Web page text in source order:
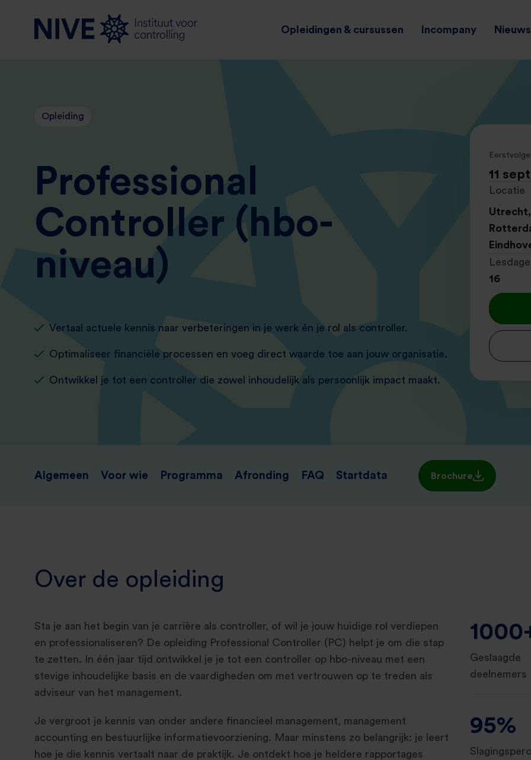
Opleidingen & cursussen Incompany
Opleiding
Professional
Controller (hbo-
niveau)
Vertaal actuele kennis naar verbeteringen in je werk én je rol als controller.
Optimaliseer financiële processen en voeg direct waarde toe aan jouw organisatie.
Ontwikkel je tot een controller die zowel inhoudelijk als persoonlijk impact maakt.
11
Locatie
16
Algemeen Voor wie Programma Afronding FAQ Startdata Brochure
Over de opleiding
Sta je aan het begin van je carrière als controller, of wil je jouw huidige rol verdiepen
en professionaliseren? De opleiding Professional Controller (PC) helpt je om die stap
te zetten. In één jaar tijd ontwikkel je je tot een controller op hbo-niveau met een
stevige inhoudelijke basis en de vaardigheden om met vertrouwen op te treden als
adviseur van het management.
Je vergroot je kennis van onder andere financieel management, management
accounting en bestuurlijke informatievoorziening. Maar minstens zo belangrijk: je leert
hoe je die kennis vertaalt naar de praktijk. Je ontdekt hoe je heldere rapportages
Geslaagde
deelnemers
95%